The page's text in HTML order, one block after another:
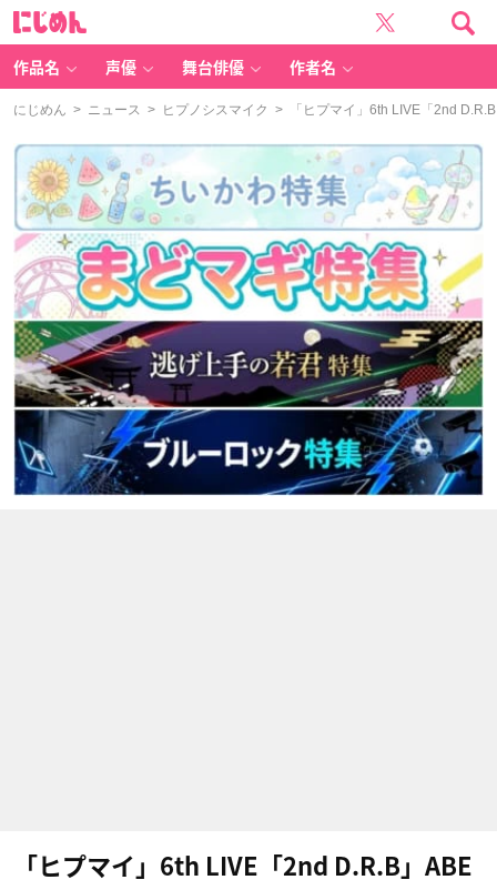
作品名 声優 舞台俳優 作者名
にじめん > ニュース > ヒプノシスマイク > 「ヒプマイ」6th LIVE「2nd
「ヒプマイ」6th LIVE「2nd D.R.B」ABE